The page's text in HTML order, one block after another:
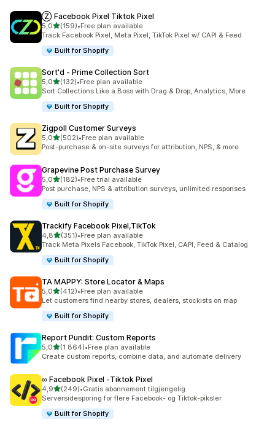
Ⓩ Facebook Pixel Tiktok Pixel
5,0av 5 stjerner
(159)
Totalt 159 omtaler
•Free plan available
Track Facebook Pixel, Meta Pixel, TikTok Pixel w/ CAPI & Feed
Built for Shopify
Sort'd ‑ Prime Collection Sort
5,0av 5 stjerner
(132)
Totalt 132 omtaler
•Free plan available
Sort Collections Like a Boss with Drag & Drop, Analytics, More
Built for Shopify
Zigpoll Customer Surveys
5,0av 5 stjerner
(502)
Totalt 502 omtaler
•Free plan available
Post-purchase & on-site surveys for attribution, NPS, & more
Grapevine Post Purchase Survey
5,0av 5 stjerner
(182)
Totalt 182 omtaler
•Free trial available
Post purchase, NPS & attribution surveys, unlimited responses
Built for Shopify
Trackify Facebook Pixel,TikTok
4,8av 5 stjerner
(351)
Totalt 351 omtaler
•Free plan available
Track Meta Pixels Facebook, TikTok Pixel, CAPI, Feed & Catalog
Built for Shopify
TA MAPPY: Store Locator & Maps
5,0av 5 stjerner
(412)
Totalt 412 omtaler
•Free plan available
Let customers find nearby stores, dealers, stockists on map
Built for Shopify
Report Pundit: Custom Reports
5,0av 5 stjerner
(1 864)
Totalt 1864 omtaler
•Free plan available
Create custom reports, combine data, and automate delivery
∞ Facebook Pixel ‑Tiktok Pixel
4,9av 5 stjerner
(249)
Totalt 249 omtaler
•Gratis abonnement tilgjengelig
Serversidesporing for flere Facebook- og Tiktok-piksler
Built for Shopify